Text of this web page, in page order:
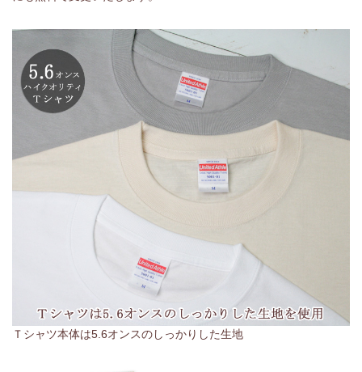
Ｔシャツ本体は5.6オンスのしっかりした生地